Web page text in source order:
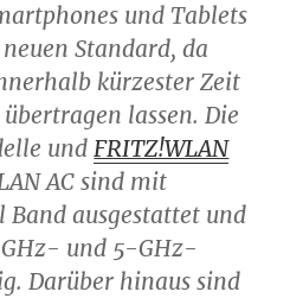
und Tablets
Standard, da
kürzester Zeit
lassen. Die
undFRITZ!WLAN
AC sind mit
Band ausgestattet und
und 5-GHz-
Darüber hinaus sind